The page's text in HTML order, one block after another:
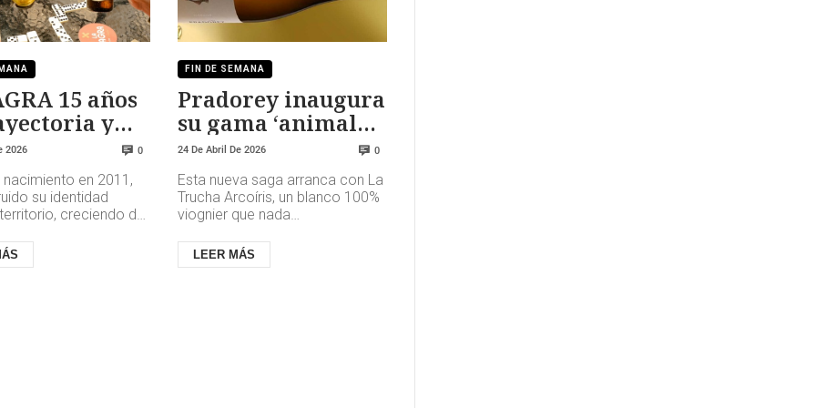
15 años
y
imagen
2026 0
nacimiento en 2011,
su identidad
creciendo de
como un actor
FIN DE SEMANA
Pradorey inaugura
su gama ‘animales
salvajes’
24 De Abril De 2026 0
Esta nueva saga arranca con La
Trucha Arcoíris, un blanco 100%
viognier que nada
busca un blanco de Ribera del
Due...
LEER MÁS